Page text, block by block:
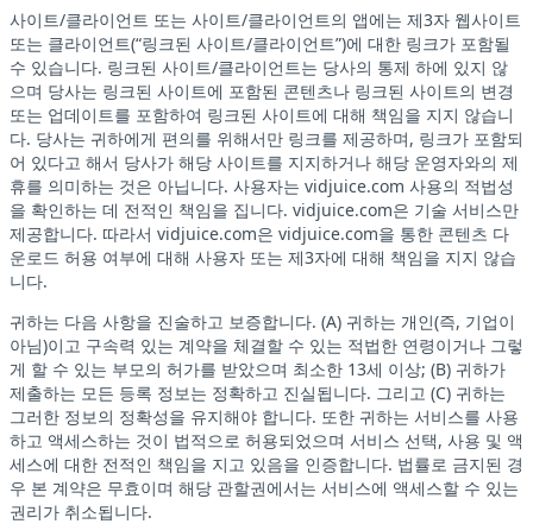
사이트/클라이언트 또는 사이트/클라이언트의 앱에는 제3자 웹사이트
또는 클라이언트(“링크된 사이트/클라이언트”)에 대한 링크가 포함될
수 있습니다. 링크된 사이트/클라이언트는 당사의 통제 하에 있지 않
으며 당사는 링크된 사이트에 포함된 콘텐츠나 링크된 사이트의 변경
또는 업데이트를 포함하여 링크된 사이트에 대해 책임을 지지 않습니
다. 당사는 귀하에게 편의를 위해서만 링크를 제공하며, 링크가 포함되
어 있다고 해서 당사가 해당 사이트를 지지하거나 해당 운영자와의 제
휴를 의미하는 것은 아닙니다. 사용자는 vidjuice.com 사용의 적법성
을 확인하는 데 전적인 책임을 집니다. vidjuice.com은 기술 서비스만
제공합니다. 따라서 vidjuice.com은 vidjuice.com을 통한 콘텐츠 다
운로드 허용 여부에 대해 사용자 또는 제3자에 대해 책임을 지지 않습
니다.
귀하는 다음 사항을 진술하고 보증합니다. (A) 귀하는 개인(즉, 기업이
아님)이고 구속력 있는 계약을 체결할 수 있는 적법한 연령이거나 그렇
게 할 수 있는 부모의 허가를 받았으며 최소한 13세 이상; (B) 귀하가
제출하는 모든 등록 정보는 정확하고 진실됩니다. 그리고 (C) 귀하는
그러한 정보의 정확성을 유지해야 합니다. 또한 귀하는 서비스를 사용
하고 액세스하는 것이 법적으로 허용되었으며 서비스 선택, 사용 및 액
세스에 대한 전적인 책임을 지고 있음을 인증합니다. 법률로 금지된 경
우 본 계약은 무효이며 해당 관할권에서는 서비스에 액세스할 수 있는
권리가 취소됩니다.